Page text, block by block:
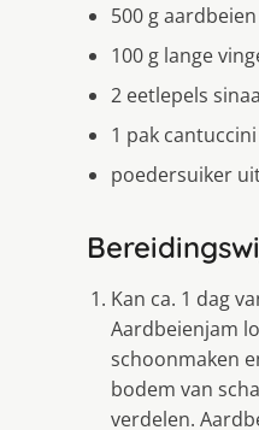
500 g aardbeien
100 g lange
2 eetlepels
1 pak
poedersuiker
Kan ca. 1 dag
Aardbeienjam
schoonmaken
bodem van
verdelen.